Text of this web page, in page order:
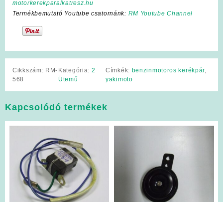
motorkerekparalkatresz.hu
Termékbemutató Youtube csatornánk: RM Youtube Channel
Cikkszám: RM-
568
Kategória: 2
Ütemű
Címkék: benzinmotoros kerékpár,
yakimoto
Kapcsolódó termékek